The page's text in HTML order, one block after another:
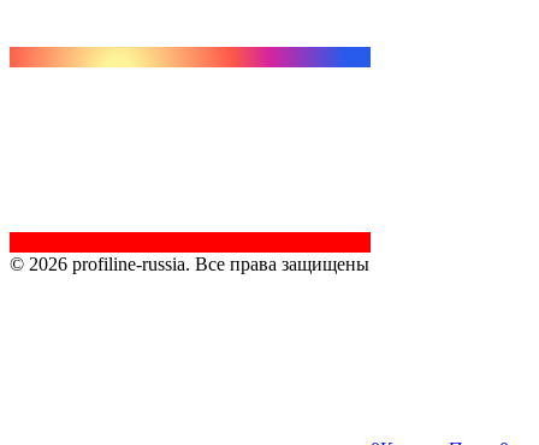
© 2026 profiline-russia. Все права защищены